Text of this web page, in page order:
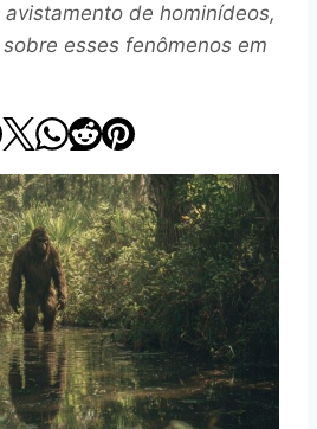
avistamento de hominídeos,
esses fenômenos em